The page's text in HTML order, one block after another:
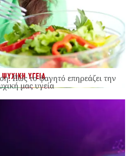
ΨΥΧΙΚΗ ΥΓΕΙΑ
Πώς το φαγητό επηρεάζει την
μας υγεία